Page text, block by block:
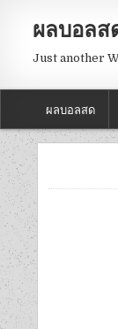
ผลบอลส
Just another
ผลบอลสด